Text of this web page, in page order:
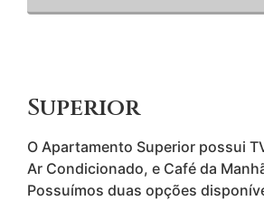
Superior
O Apartamento Superior possui
Ar Condicionado, e Café da
Possuímos duas opções